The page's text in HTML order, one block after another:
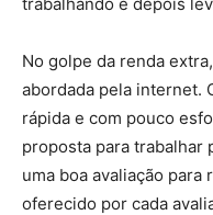
No golpe da renda
abordada pela internet.
rápida e com pouco
proposta para trabalhar
uma boa avaliação
oferecido por cada